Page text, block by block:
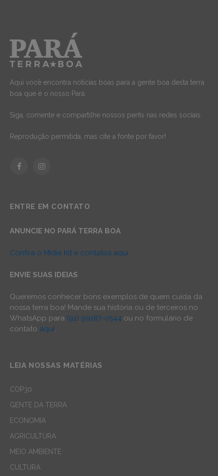
Aqui você encontra notícias boas para a gente boa desta terra
boa que é o nosso Pará.
Siga, comente e compartilhe nossos perfis nas redes sociais.
Reprodução permitida, mas cite a fonte por favor!
FacebookInstagram
ENTRE EM CONTATO
ANUNCIE NO PARÁ TERRA BOA
Confira o Mídia Kit e contatos aqui
ENVIE SUAS IDEIAS
Queremos conhecer bons exemplos de quem cuida da
nossa terra boa! Mande sua história ou de terceiros no
WhatsApp para (91) 99187-0544 ou no formulário de
contato aqui.
LEIA NOSSAS MATÉRIAS
COP30
GENTE DA TERRA
ECONOMIA
AGRICULTURA
MEIO AMBIENTE
CULTURA